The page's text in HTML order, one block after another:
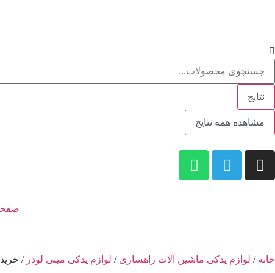
نتایج
مشاهده همه نتایج
خانه / لوازم یدکی ماشین آلات راهسازی / لوازم یدکی مینی لودر /